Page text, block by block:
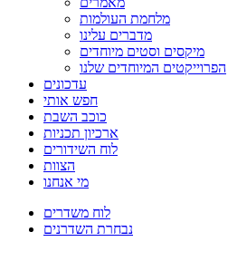
מלחמת העולמות
מדברים עלינו
מיקסים וסטים מיוחדים
הפרוייקטים המיוחדים שלנו
עדכונים
חפש אותי
כוכב השבת
ארכיון תכניות
לוח השידורים
הצוות
מי אנחנו
לוח משדרים
נבחרת השדרנים